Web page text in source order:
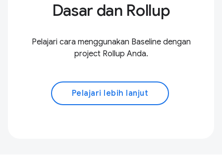
Dasar dan Rollup
Pelajari cara menggunakan Baseline dengan
project Rollup Anda.
Pelajari lebih lanjut